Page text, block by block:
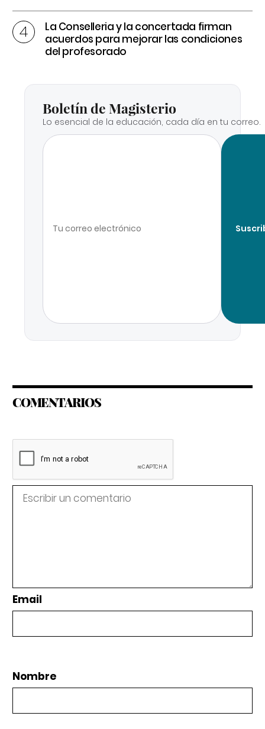
La Conselleria y la concertada firman
acuerdos para mejorar las condiciones
del profesorado
Boletín de Magisterio
Lo esencial de la educación, cada día en tu correo.
COMENTARIOS
Email
Nombre